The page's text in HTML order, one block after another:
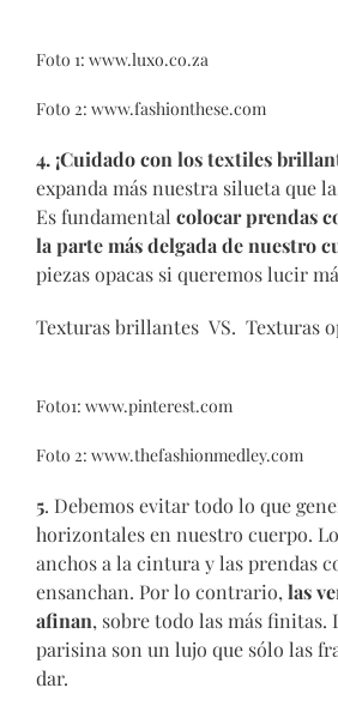
Foto 1: www.luxo.co.za
Foto 2: www.fashionthese.com
4. ¡Cuidado con los textiles
expanda más nuestra silueta que
Es fundamental colocar prendas
la parte más delgada de nuestro
piezas opacas si queremos lucir
Texturas brillantes VS. Texturas
Foto1: www.pinterest.com
Foto 2: www.thefashionmedley.com
5. Debemos evitar todo lo que
horizontales en nuestro cuerpo.
anchos a la cintura y las prendas
ensanchan. Por lo contrario, las
afinan, sobre todo las más finitas.
parisina son un lujo que sólo las
dar.